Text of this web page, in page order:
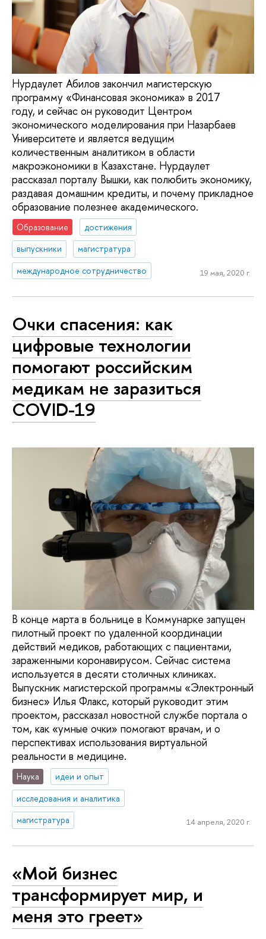
Нурдаулет Абилов закончил магистерскую
программу «Финансовая экономика» в 2017
году, и сейчас он руководит Центром
экономического моделирования при Назарбаев
Университете и является ведущим
количественным аналитиком в области
макроэкономики в Казахстане. Нурдаулет
рассказал порталу Вышки, как полюбить экономику,
раздавая домашним кредиты, и почему прикладное
образование полезнее академического.
Образование
достижения
выпускники
магистратура
международное сотрудничество
19 мая, 2020 г.
Очки спасения: как
цифровые технологии
помогают российским
медикам не заразиться
COVID-19
В конце марта в больнице в Коммунарке запущен
пилотный проект по удаленной координации
действий медиков, работающих с пациентами,
зараженными коронавирусом. Сейчас система
используется в десяти столичных клиниках.
Выпускник магистерской программы «Электронный
бизнес» Илья Флакс, который руководит этим
проектом, рассказал новостной службе портала о
том, как «умные очки» помогают врачам, и о
перспективах использования виртуальной
реальности в медицине.
Наука
идеи и опыт
исследования и аналитика
магистратура
14 апреля, 2020 г.
«Мой бизнес
трансформирует мир, и
меня это греет»